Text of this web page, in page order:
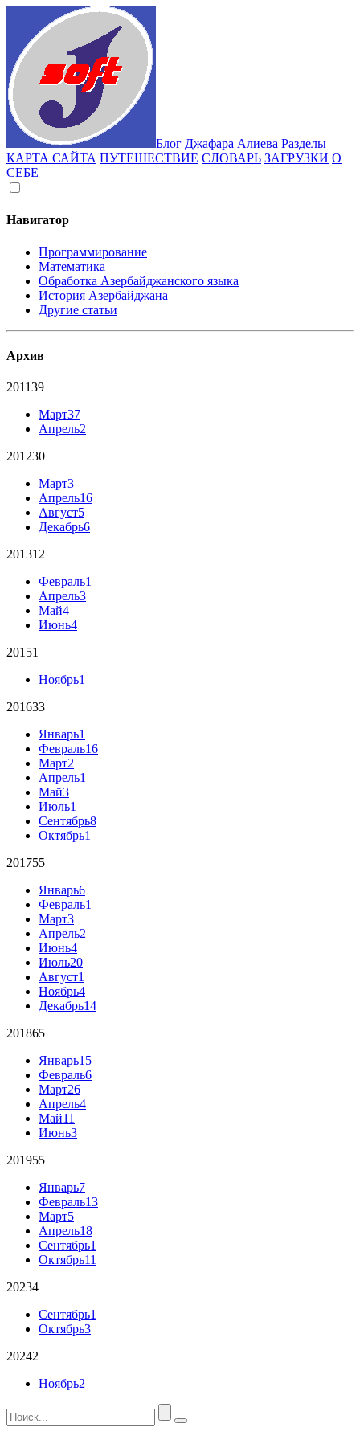
Блог Джафара Алиева Разделы
КАРТА САЙТА ПУТЕШЕСТВИЕ СЛОВАРЬ ЗАГРУЗКИ О
СЕБЕ
Навигатор
Программирование
Математика
Обработка Азербайджанского языка
История Азербайджана
Другие статьи
Архив
201139
Март37
Апрель2
201230
Март3
Апрель16
Август5
Декабрь6
201312
Февраль1
Апрель3
Май4
Июнь4
20151
Ноябрь1
201633
Январь1
Февраль16
Март2
Апрель1
Май3
Июль1
Сентябрь8
Октябрь1
201755
Январь6
Февраль1
Март3
Апрель2
Июнь4
Июль20
Август1
Ноябрь4
Декабрь14
201865
Январь15
Февраль6
Март26
Апрель4
Май11
Июнь3
201955
Январь7
Февраль13
Март5
Апрель18
Сентябрь1
Октябрь11
20234
Сентябрь1
Октябрь3
20242
Ноябрь2